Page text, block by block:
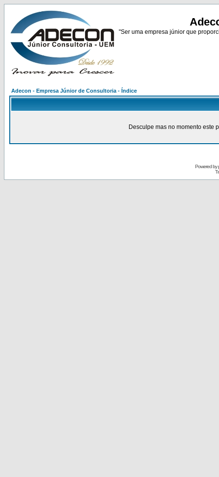
"Ser uma empresa júnior que
Adecon - Empresa Júnior de Consultoria - Índice
Desculpe mas no momento este
Powered by